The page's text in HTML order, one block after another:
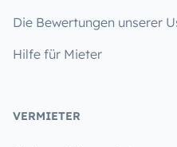
Die Bewertungen unserer
Hilfe für Mieter
VERMIETER